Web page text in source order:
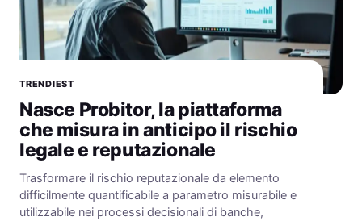
TRENDIEST
Nasce Probitor, la piattaforma
che misura in anticipo il rischio
legale e reputazionale
Trasformare il rischio reputazionale da elemento
difficilmente quantificabile a parametro misurabile e
utilizzabile nei processi decisionali di banche,